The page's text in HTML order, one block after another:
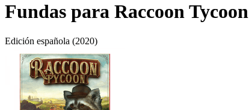
Fundas para Raccoon Tycoon
Edición española (2020)